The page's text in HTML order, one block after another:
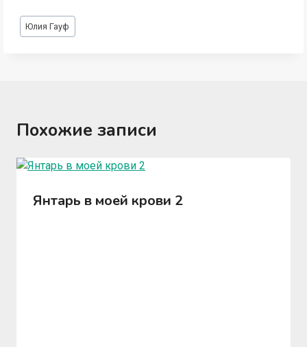
Метки
записи:
Юлия Гауф
Похожие записи
Янтарь в моей крови 2